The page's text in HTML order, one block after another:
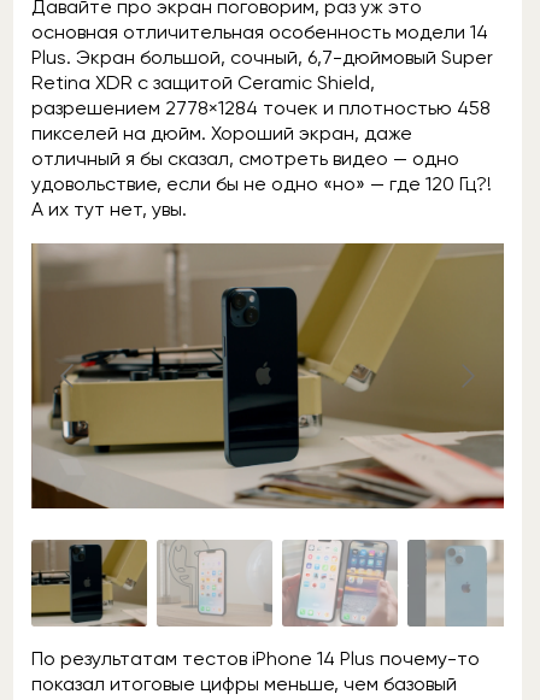
Давайте про экран поговорим, раз уж это
основная отличительная особенность модели 14
Plus. Экран большой, сочный, 6,7-дюймовый Super
Retina XDR с защитой Ceramic Shield,
разрешением 2778×1284 точек и плотностью 458
пикселей на дюйм. Хороший экран, даже
отличный я бы сказал, смотреть видео — одно
удовольствие, если бы не одно «но» — где 120 Гц?!
А их тут нет, увы.
По результатам тестов iPhone 14 Plus почему-то
показал итоговые цифры меньше, чем базовый